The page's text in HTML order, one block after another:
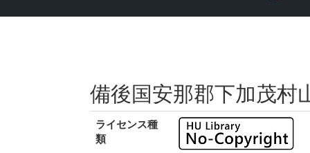
備後国安那郡下加茂村
ライセンス種
類